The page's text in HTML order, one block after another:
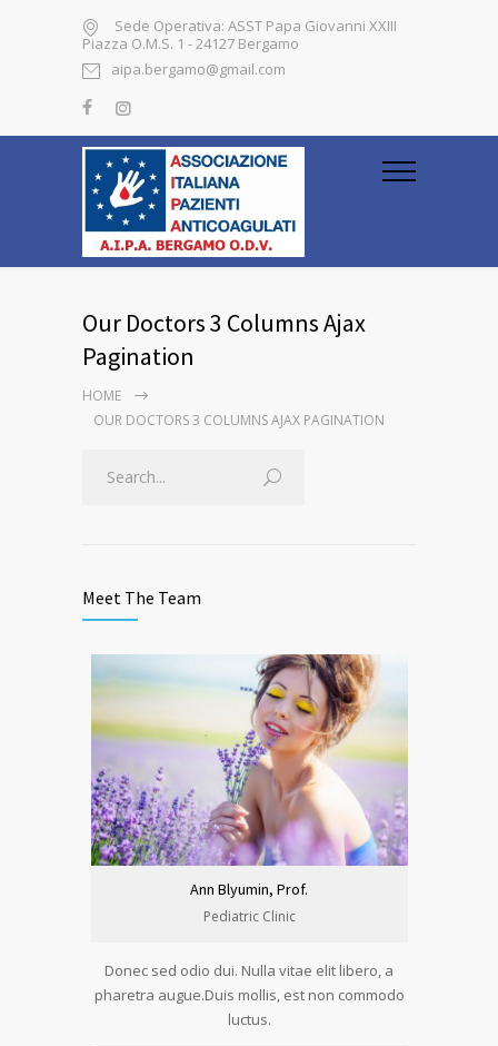
Sede Operativa: ASST Papa Giovanni XXIII
Piazza O.M.S. 1 - 24127 Bergamo
aipa.bergamo@gmail.com
Our Doctors 3 Columns Ajax
Pagination
HOME
OUR DOCTORS 3 COLUMNS AJAX PAGINATION
Meet The Team
Ann Blyumin, Prof.
Pediatric Clinic
Donec sed odio dui. Nulla vitae elit libero, a
pharetra augue.Duis mollis, est non commodo
luctus.